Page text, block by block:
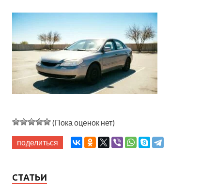
(Пока оценок нет)
поделиться
СТАТЬИ